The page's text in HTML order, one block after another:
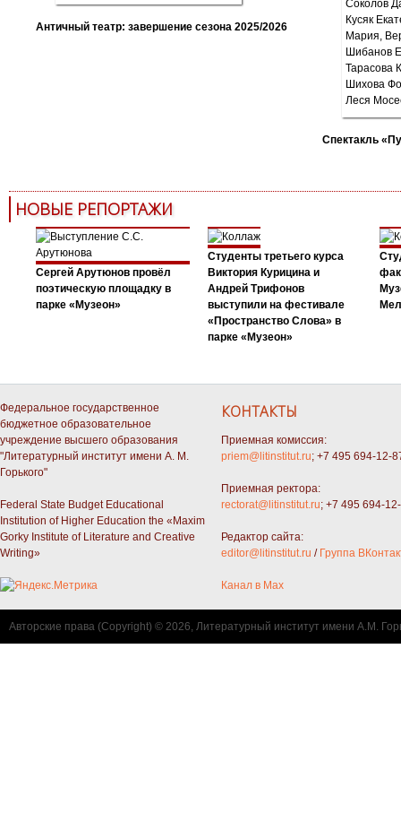
Античный театр: завершение сезона 2025/2026
Спектакль
НОВЫЕ РЕПОРТАЖИ
Сергей Арутюнов провёл
поэтическую площадку в
парке «Музеон»
Студенты третьего курса
Виктория Курицина и
Андрей Трифонов
выступили на фестивале
«Пространство Слова» в
парке «Музеон»
Федеральное государственное
бюджетное образовательное
учреждение высшего образования
"Литературный институт имени А. М.
Горького"
Federal State Budget Educational
Institution of Higher Education the «Maxim
Gorky Institute of Literature and Creative
Writing»
КОНТАКТЫ
Приемная комиссия:
priem@litinstitut.ru; +7 495 694-12-
Приемная ректора:
rectorat@litinstitut.ru; +7 495 694-
Редактор сайта:
editor@litinstitut.ru / Группа
Канал в Max
Авторские права (Copyright) © 2026, Литературный институт имени А.М.